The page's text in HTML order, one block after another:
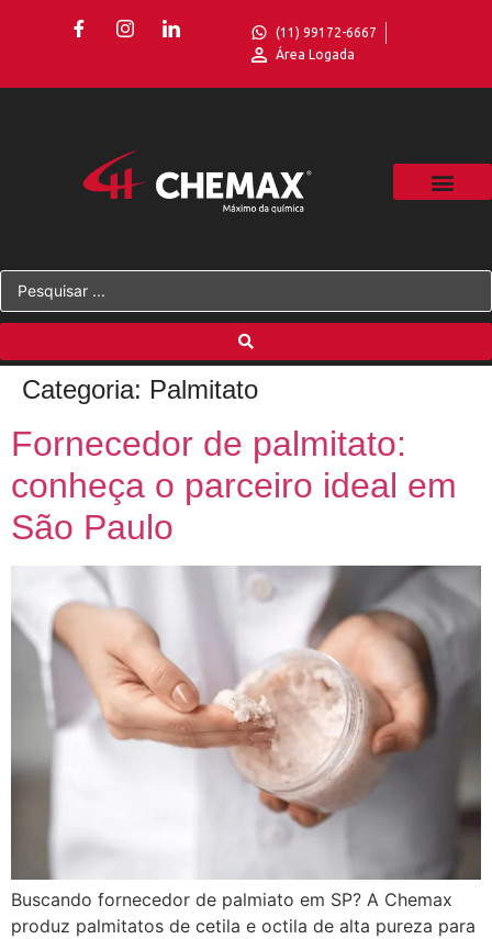
(11) 99172-6667
Área Logada
Categoria: Palmitato
Fornecedor de palmitato:
conheça o parceiro ideal em
São Paulo
Buscando fornecedor de palmiato em SP? A Chemax
produz palmitatos de cetila e octila de alta pureza para